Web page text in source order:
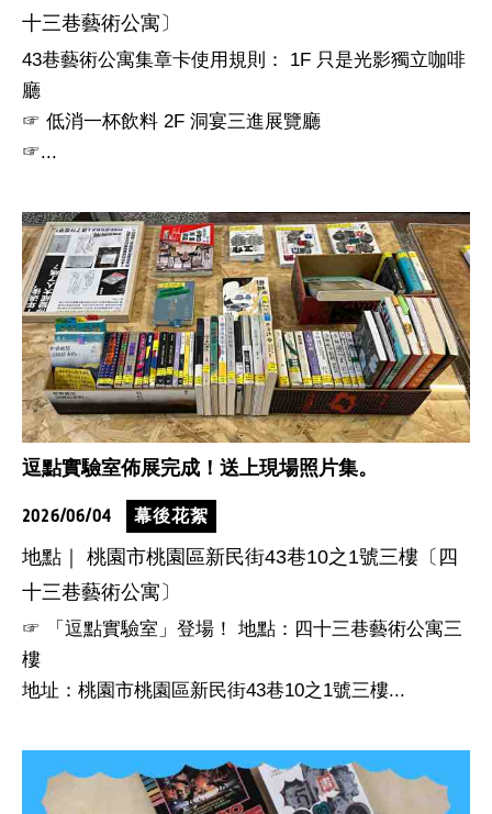
十三巷藝術公寓〕
43巷藝術公寓集章卡使用規則： 1F 只是光影獨立咖啡
廳
☞ 低消一杯飲料 2F 洞宴三進展覽廳
☞...
逗點實驗室佈展完成！送上現場照片集。
2026/06/04 幕後花絮
地點｜ 桃園市桃園區新民街43巷10之1號三樓〔四
十三巷藝術公寓〕
☞ 「逗點實驗室」登場！ 地點：四十三巷藝術公寓三
樓
地址：桃園市桃園區新民街43巷10之1號三樓...